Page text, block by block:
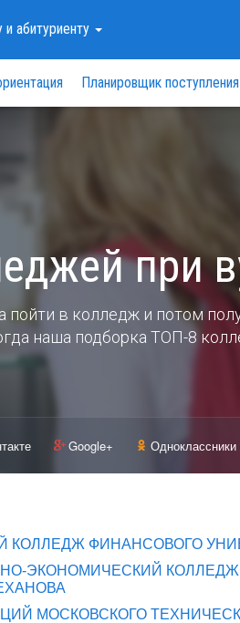
и абитуриенту
Планировщик поступления
при
пойти в колледж и потом
наша подборка ТОП-8
Google+ Одноклассники
ФИНАНСОВОГО
ЭКОНОМИЧЕСКИЙ
МОСКОВСКОГО